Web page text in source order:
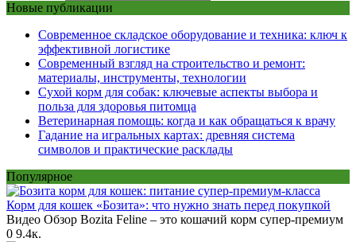
Новые публикации
Современное складское оборудование и техника: ключ к
эффективной логистике
Современный взгляд на строительство и ремонт:
материалы, инструменты, технологии
Сухой корм для собак: ключевые аспекты выбора и
польза для здоровья питомца
Ветеринарная помощь: когда и как обращаться к врачу
Гадание на игральных картах: древняя система
символов и практические расклады
Популярное
Корм для кошек «Бозита»: что нужно знать перед покупкой
Видео Обзор Bozita Feline – это кошачий корм супер-премиум
0 9.4к.